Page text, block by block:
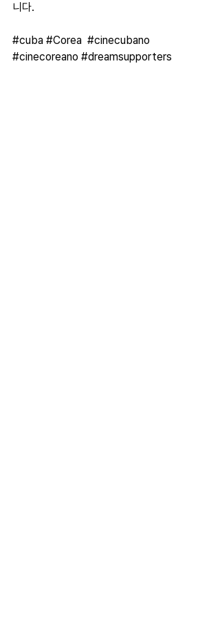
니다.
#cuba #Corea #cinecubano
#cinecoreano #dreamsupporters